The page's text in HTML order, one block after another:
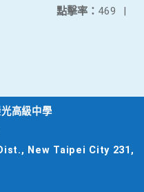
點擊率： 469 |
高級中學
New Taipei City 231,